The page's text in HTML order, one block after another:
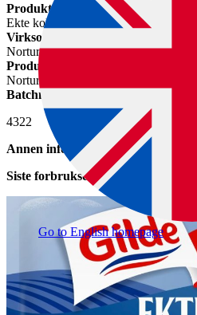
Go to English homepage
Produktnavn
Ekte kokt skinke
Virksomhet som kaller tilbake varen
Nortura SA
Produksjonsvirksomhet
Nortura SA
Batchnummer
4322
Annen informasjon
Siste forbruksdag: 15.09.2024